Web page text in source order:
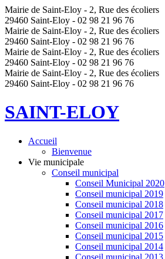
Mairie de Saint-Eloy - 2, Rue des écoliers
29460 Saint-Eloy - 02 98 21 96 76
Mairie de Saint-Eloy - 2, Rue des écoliers
29460 Saint-Eloy - 02 98 21 96 76
Mairie de Saint-Eloy - 2, Rue des écoliers
29460 Saint-Eloy - 02 98 21 96 76
Mairie de Saint-Eloy - 2, Rue des écoliers
29460 Saint-Eloy - 02 98 21 96 76
SAINT-ELOY
Accueil
Bienvenue
Vie municipale
Conseil municipal
Conseil Municipal 2020
Conseil municipal 2019
Conseil municipal 2018
Conseil municipal 2017
Conseil municipal 2016
Conseil municipal 2015
Conseil municipal 2014
Conseil municipal 2013